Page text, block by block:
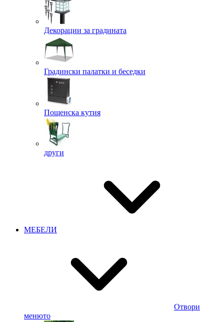
Декорации за градината
Градински палатки и беседки
Пощенска кутия
други
МЕБЕЛИ
Отвори
менюто